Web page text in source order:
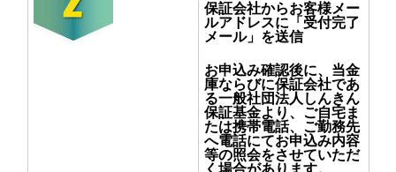
保証会社からお客様メー
ルアドレスに「受付完了
メール」を送信
お申込み確認後に、当金
庫ならびに保証会社であ
る一般社団法人しんきん
保証基金より、ご自宅ま
たは携帯電話、ご勤務先
へ電話にてお申込み内容
等の照会をさせていただ